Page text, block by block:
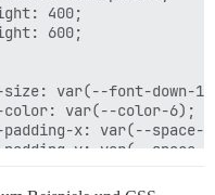
1); /* Blau */
color-darker);
color-light);
var(--accent-color-
var(--accent-
color-lighter);
color-lighter);
color-lightest);
400;
600;
var(--font-down-
var(--color-6);
x: var(--space-
y: var(--space-
6);